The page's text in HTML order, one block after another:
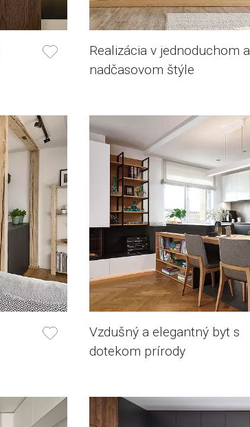
Realizácia v jednoduchom a
nadčasovom štýle
Vzdušný a elegantný byt s
dotekom prírody